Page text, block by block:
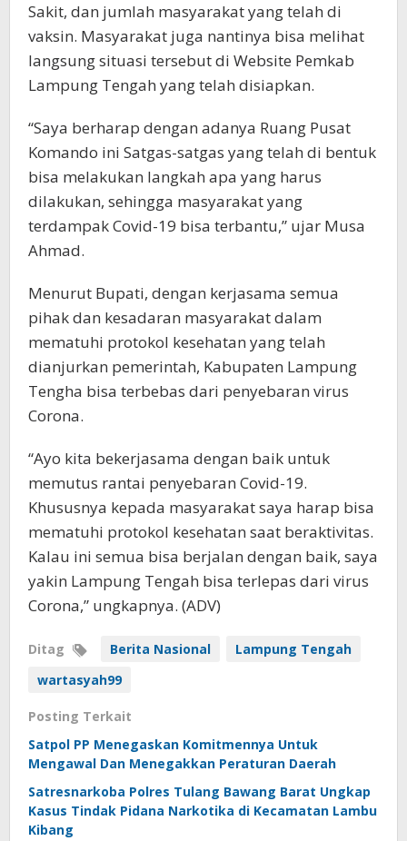
Sakit, dan jumlah masyarakat yang telah di
vaksin. Masyarakat juga nantinya bisa melihat
langsung situasi tersebut di Website Pemkab
Lampung Tengah yang telah disiapkan.
“Saya berharap dengan adanya Ruang Pusat
Komando ini Satgas-satgas yang telah di bentuk
bisa melakukan langkah apa yang harus
dilakukan, sehingga masyarakat yang
terdampak Covid-19 bisa terbantu,” ujar Musa
Ahmad.
Menurut Bupati, dengan kerjasama semua
pihak dan kesadaran masyarakat dalam
mematuhi protokol kesehatan yang telah
dianjurkan pemerintah, Kabupaten Lampung
Tengha bisa terbebas dari penyebaran virus
Corona.
“Ayo kita bekerjasama dengan baik untuk
memutus rantai penyebaran Covid-19.
Khususnya kepada masyarakat saya harap bisa
mematuhi protokol kesehatan saat beraktivitas.
Kalau ini semua bisa berjalan dengan baik, saya
yakin Lampung Tengah bisa terlepas dari virus
Corona,” ungkapnya. (ADV)
Ditag Berita Nasional
Lampung Tengah
wartasyah99
Posting Terkait
Satpol PP Menegaskan Komitmennya Untuk
Mengawal Dan Menegakkan Peraturan Daerah
Satresnarkoba Polres Tulang Bawang Barat Ungkap
Kasus Tindak Pidana Narkotika di Kecamatan Lambu
Kibang